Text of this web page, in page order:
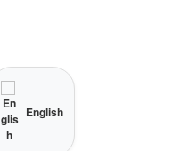
English